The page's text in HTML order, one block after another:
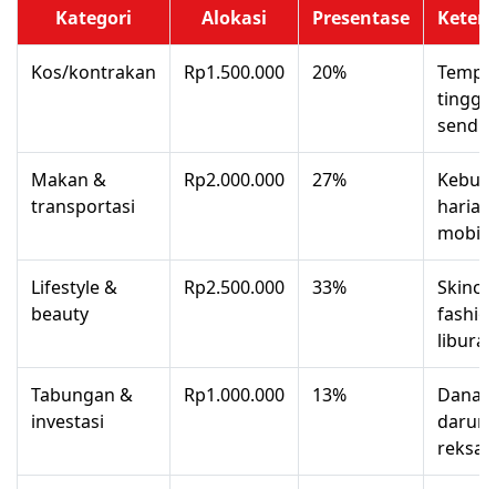
Kategori Alokasi Presentase
Kos/kontrakan Rp1.500.000 20%
tinggal
sendiri
Makan &
transportasi
Rp2.000.000 27%
harian
Lifestyle &
beauty
Rp2.500.000 33%
liburan
Tabungan &
investasi
Rp1.000.000 13%
Dana
reksa